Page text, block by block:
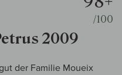
2009
/100
der Familie Moueix